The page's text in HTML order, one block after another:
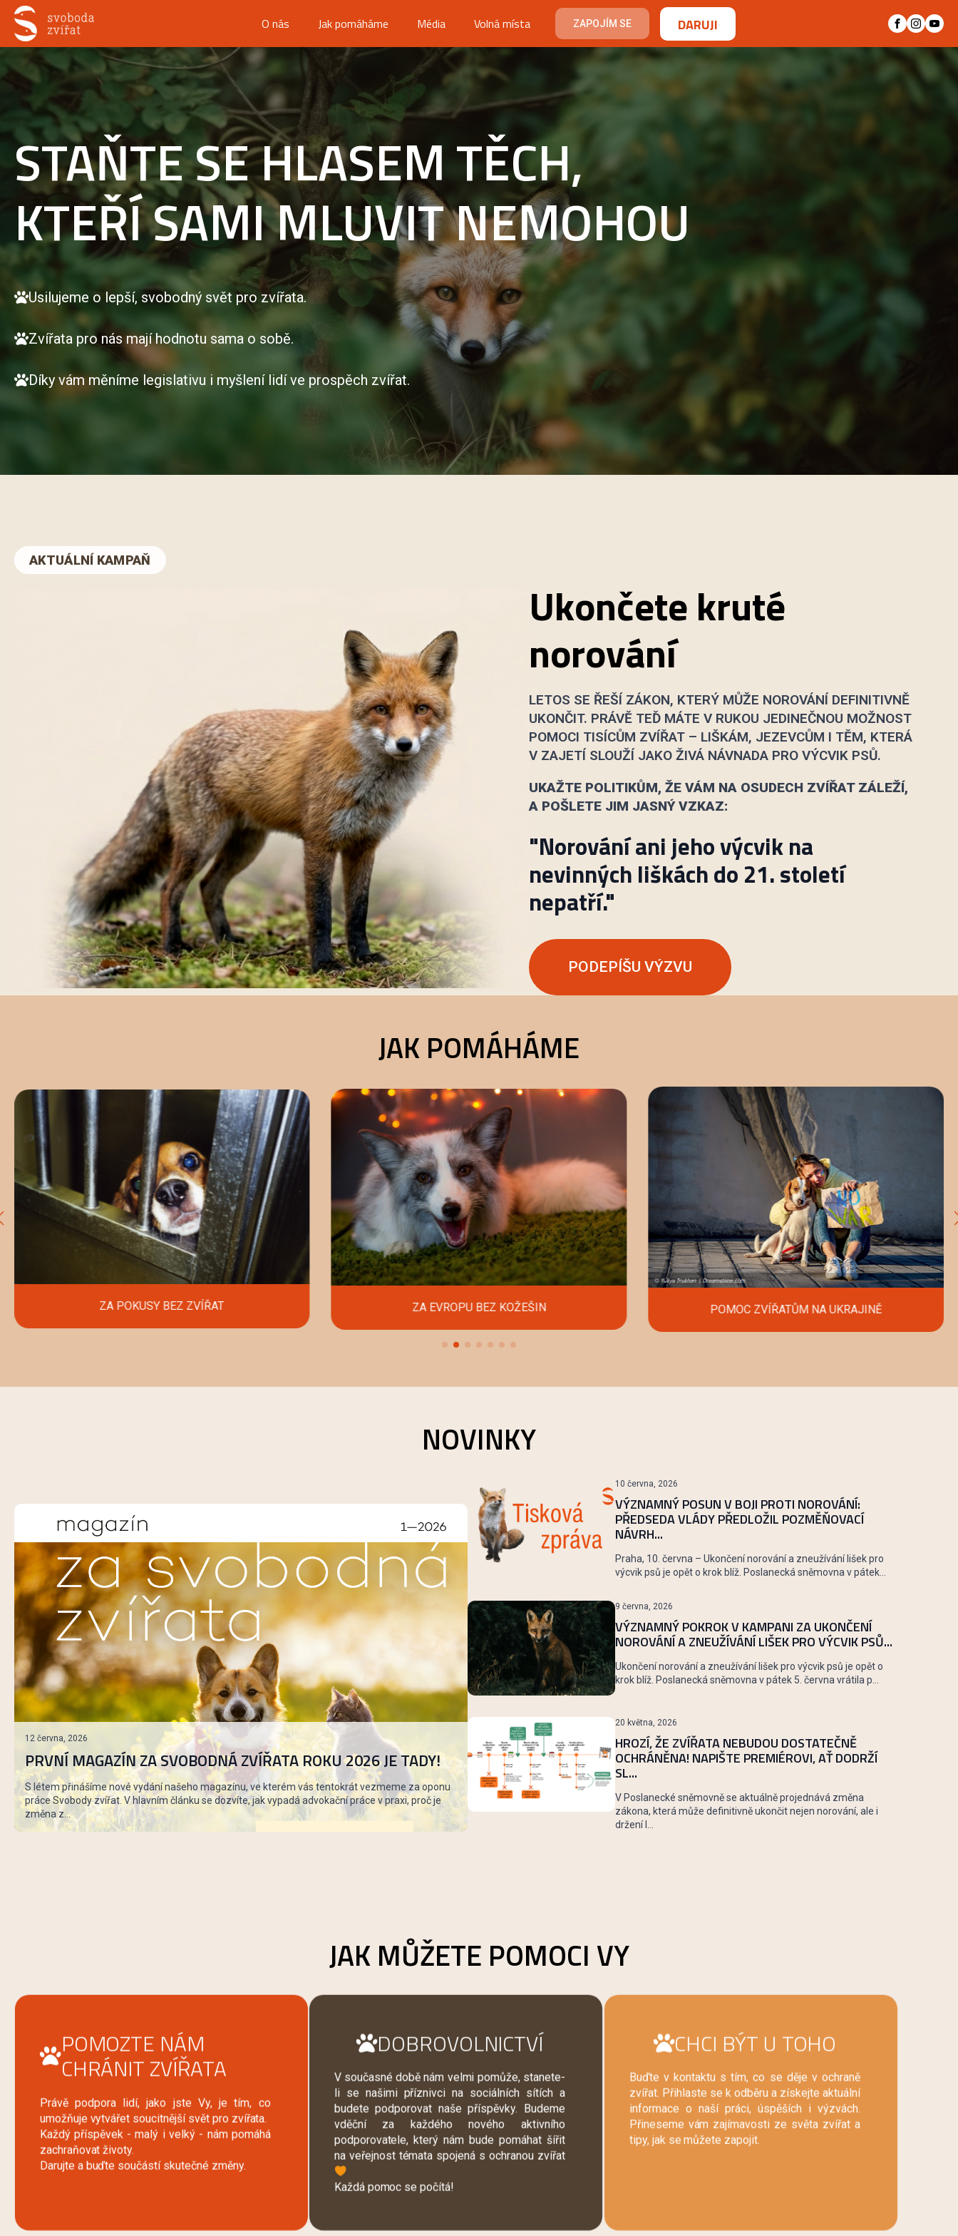
O nás Jak pomáháme Média Volná místa ZAPOJÍM SE DARUJI
STAŇTE SE HLASEM TĚCH,
KTEŘÍ SAMI MLUVIT NEMOHOU
Usilujeme o lepší, svobodný svět pro zvířata.
Zvířata pro nás mají hodnotu sama o sobě.
Díky vám měníme legislativu i myšlení lidí ve prospěch zvířat.
AKTUÁLNÍ KAMPAŇ
Ukončete kruté
norování
LETOS SE ŘEŠÍ ZÁKON, KTERÝ MŮŽE NOROVÁNÍ DEFINITIVNĚ
UKONČIT. PRÁVĚ TEĎ MÁTE V RUKOU JEDINEČNOU MOŽNOST
POMOCI TISÍCŮM ZVÍŘAT – LIŠKÁM, JEZEVCŮM I TĚM, KTERÁ
V ZAJETÍ SLOUŽÍ JAKO ŽIVÁ NÁVNADA PRO VÝCVIK PSŮ.
UKAŽTE POLITIKŮM, ŽE VÁM NA OSUDECH ZVÍŘAT ZÁLEŽÍ,
A POŠLETE JIM JASNÝ VZKAZ:
"Norování ani jeho výcvik na
nevinných liškách do 21. století
nepatří."
PODEPÍŠU VÝZVU
JAK POMÁHÁME
ZA POKUSY BEZ ZVÍŘAT ZA EVROPU BEZ KOŽEŠIN POMOC ZVÍŘATŮM NA UKRAJINĚ
NOVINKY
12 června, 2026
PRVNÍ MAGAZÍN ZA SVOBODNÁ ZVÍŘATA ROKU 2026 JE TADY!
S létem přinášíme nové vydání našeho magazínu, ve kterém vás tentokrát vezmeme za oponu
práce Svobody zvířat. V hlavním článku se dozvíte, jak vypadá advokační práce v praxi, proč je
změna z...
10 června, 2026
VÝZNAMNÝ POSUN V BOJI PROTI NOROVÁNÍ:
PŘEDSEDA VLÁDY PŘEDLOŽIL POZMĚŇOVACÍ
NÁVRH...
Praha, 10. června – Ukončení norování a zneužívání lišek pro
výcvik psů je opět o krok blíž. Poslanecká sněmovna v pátek...
9 června, 2026
VÝZNAMNÝ POKROK V KAMPANI ZA UKONČENÍ
NOROVÁNÍ A ZNEUŽÍVÁNÍ LIŠEK PRO VÝCVIK PSŮ...
Ukončení norování a zneužívání lišek pro výcvik psů je opět o
krok blíž. Poslanecká sněmovna v pátek 5. června vrátila p...
20 května, 2026
HROZÍ, ŽE ZVÍŘATA NEBUDOU DOSTATEČNĚ
OCHRÁNĚNA! NAPIŠTE PREMIÉROVI, AŤ DODRŽÍ
SL...
V Poslanecké sněmovně se aktuálně projednává změna
zákona, která může definitivně ukončit nejen norování, ale i
držení l...
JAK MŮŽETE POMOCI VY
POMOZTE NÁM
CHRÁNIT ZVÍŘATA
Právě podpora lidí, jako jste Vy, je tím, co
umožňuje vytvářet soucitnější svět pro zvířata.
Každý příspěvek - malý i velký - nám pomáhá
zachraňovat životy.
Darujte a buďte součástí skutečné změny.
DOBROVOLNICTVÍ
V současné době nám velmi pomůže, stanete-
li se našimi příznivci na sociálních sítích a
budete podporovat naše příspěvky. Budeme
vděční za každého nového aktivního
podporovatele, který nám bude pomáhat šířit
na veřejnost témata spojená s ochranou zvířat
Každá pomoc se počítá!
CHCI BÝT U TOHO
Buďte v kontaktu s tím, co se děje v ochraně
zvířat. Přihlaste se k odběru a získejte aktuální
informace o naší práci, úspěších i výzvách.
Přineseme vám zajímavosti ze světa zvířat a
tipy, jak se můžete zapojit.